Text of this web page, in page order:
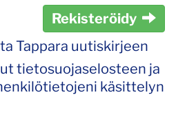
Rekisteröidy
Tappara uutiskirjeen
tietosuojaselosteen ja
käsittelyn